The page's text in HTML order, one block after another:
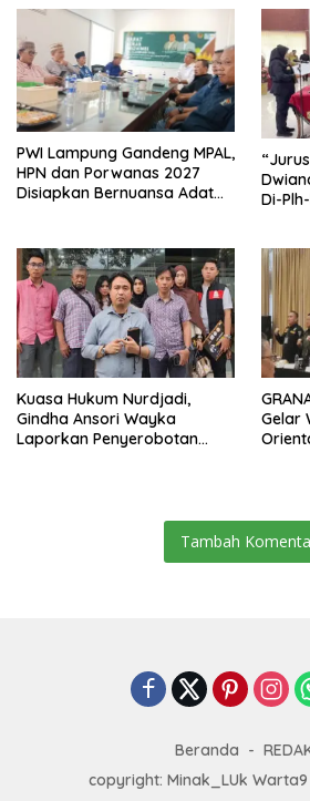
PWI Lampung Gandeng MPAL,
HPN dan Porwanas 2027
Disiapkan Bernuansa Adat
Di-
Kuasa Hukum Nurdjadi,
Gindha Ansori Wayka
Laporkan Penyerobotan
Gelar
Tambah
Beranda
copyright: Minak_LUk